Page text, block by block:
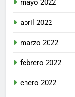
mayo 2022
abril 2022
marzo 2022
febrero 2022
enero 2022